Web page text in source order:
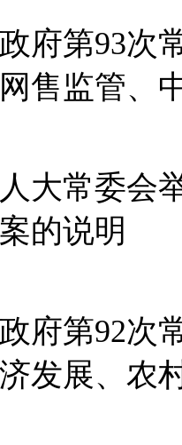
府第93次
售监管、
大常委会
的说明
府第92次
发展、农